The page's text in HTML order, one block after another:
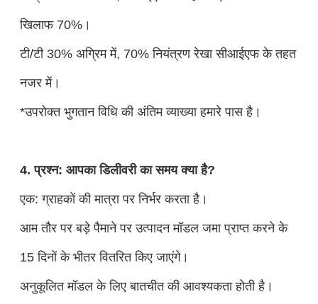
खिलाफ 70%।
टी/टी 30% अग्रिम में, 70% नियंत्रण रेखा सीआईएफ के तहत
नजर में।
*उपरोक्त भुगतान विधि की अंतिम व्याख्या हमारे पास है।
4. प्रश्न: आपका डिलीवरी का समय क्या है?
एक: ग्राहकों की मात्रा पर निर्भर करता है।
आम तौर पर बड़े पैमाने पर उत्पादन मॉडल जमा प्राप्त करने के
15 दिनों के भीतर वितरित किए जाएंगे।
अनुकूलित मॉडल के लिए बातचीत की आवश्यकता होती है।